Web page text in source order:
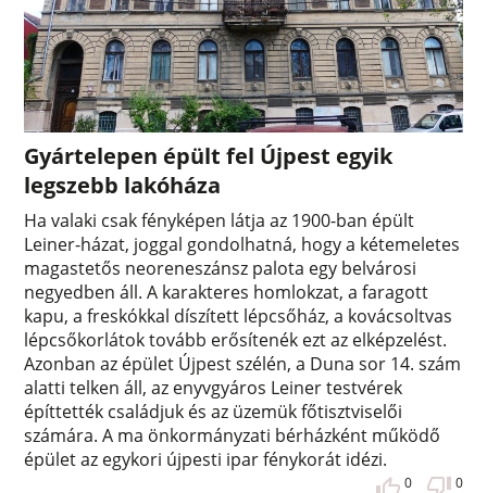
Gyártelepen épült fel Újpest egyik
legszebb lakóháza
Ha valaki csak fényképen látja az 1900-ban épült
Leiner-házat, joggal gondolhatná, hogy a kétemeletes
magastetős neoreneszánsz palota egy belvárosi
negyedben áll. A karakteres homlokzat, a faragott
kapu, a freskókkal díszített lépcsőház, a kovácsoltvas
lépcsőkorlátok tovább erősítenék ezt az elképzelést.
Azonban az épület Újpest szélén, a Duna sor 14. szám
alatti telken áll, az enyvgyáros Leiner testvérek
építtették családjuk és az üzemük főtisztviselői
számára. A ma önkormányzati bérházként működő
épület az egykori újpesti ipar fénykorát idézi.
0 0